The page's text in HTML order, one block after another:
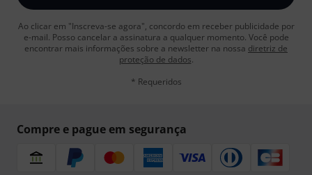
Ao clicar em "Inscreva-se agora", concordo em receber publicidade por
e-mail. Posso cancelar a assinatura a qualquer momento. Você pode
encontrar mais informações sobre a newsletter na nossa diretriz de
proteção de dados.
* Requeridos
Compre e pague em segurança